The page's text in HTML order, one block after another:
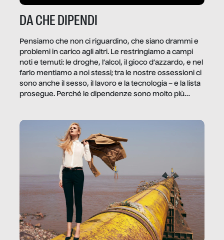
DA CHE DIPENDI
Pensiamo che non ci riguardino, che siano drammi e
problemi in carico agli altri. Le restringiamo a campi
noti e temuti: le droghe, l’alcol, il gioco d’azzardo, e nel
farlo mentiamo a noi stessi; tra le nostre ossessioni ci
sono anche il sesso, il lavoro e la tecnologia – e la lista
prosegue. Perché le dipendenze sono molto più
trae un guadagno. In questo reportage vediamo
quale e come.